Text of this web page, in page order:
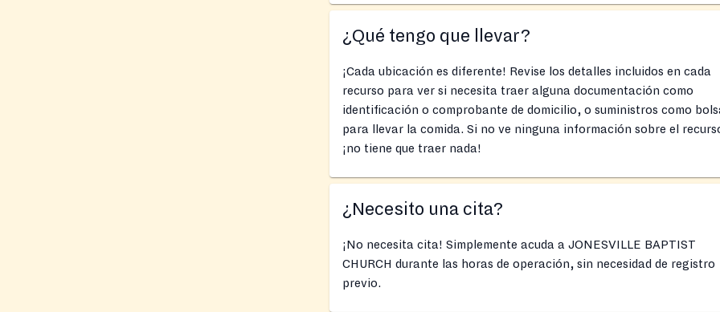
¿Qué tengo que llevar?
¡Cada ubicación es diferente! Revise los detalles incluidos en cada
recurso para ver si necesita traer alguna documentación como
identificación o comprobante de domicilio, o suministros como
para llevar la comida. Si no ve ninguna información sobre el
¡no tiene que traer nada!
¿Necesito una cita?
¡No necesita cita! Simplemente acuda a JONESVILLE BAPTIST
CHURCH durante las horas de operación, sin necesidad de registro
previo.